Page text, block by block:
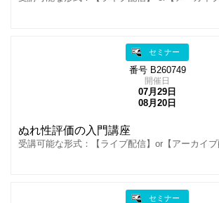
セミナー
番号 B260749
開催日
07月29日
08月20日
ぬれ性評価の入門講座
受講可能な形式：【ライブ配信】or【アーカイ
セミナー